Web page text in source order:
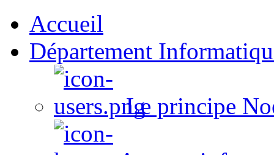
Accueil
Département
Le principe